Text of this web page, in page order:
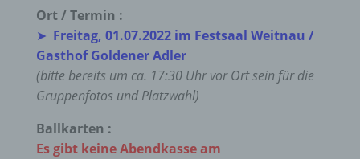
Ort / Termin :
➤ Freitag, 01.07.2022 im Festsaal Weitnau /
Gasthof Goldener Adler
(bitte bereits um ca. 17:30 Uhr vor Ort sein für die
Gruppenfotos und Platzwahl)
Ballkarten :
Es gibt keine Abendkasse am